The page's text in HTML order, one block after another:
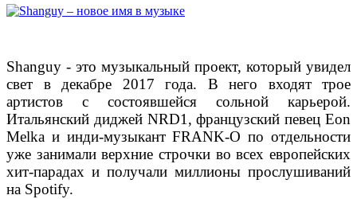
Shanguy - это музыкальный проект, который увидел
свет в декабре 2017 года. В него входят трое
артистов с состоявшейся сольной карьерой.
Итальянский диджей NRD1, французский певец Eon
Melka и инди-музыкант FRANK-O по отдельности
уже занимали верхние строчки во всех европейских
хит-парадах и получали миллионы прослушиваний
на Spotify.